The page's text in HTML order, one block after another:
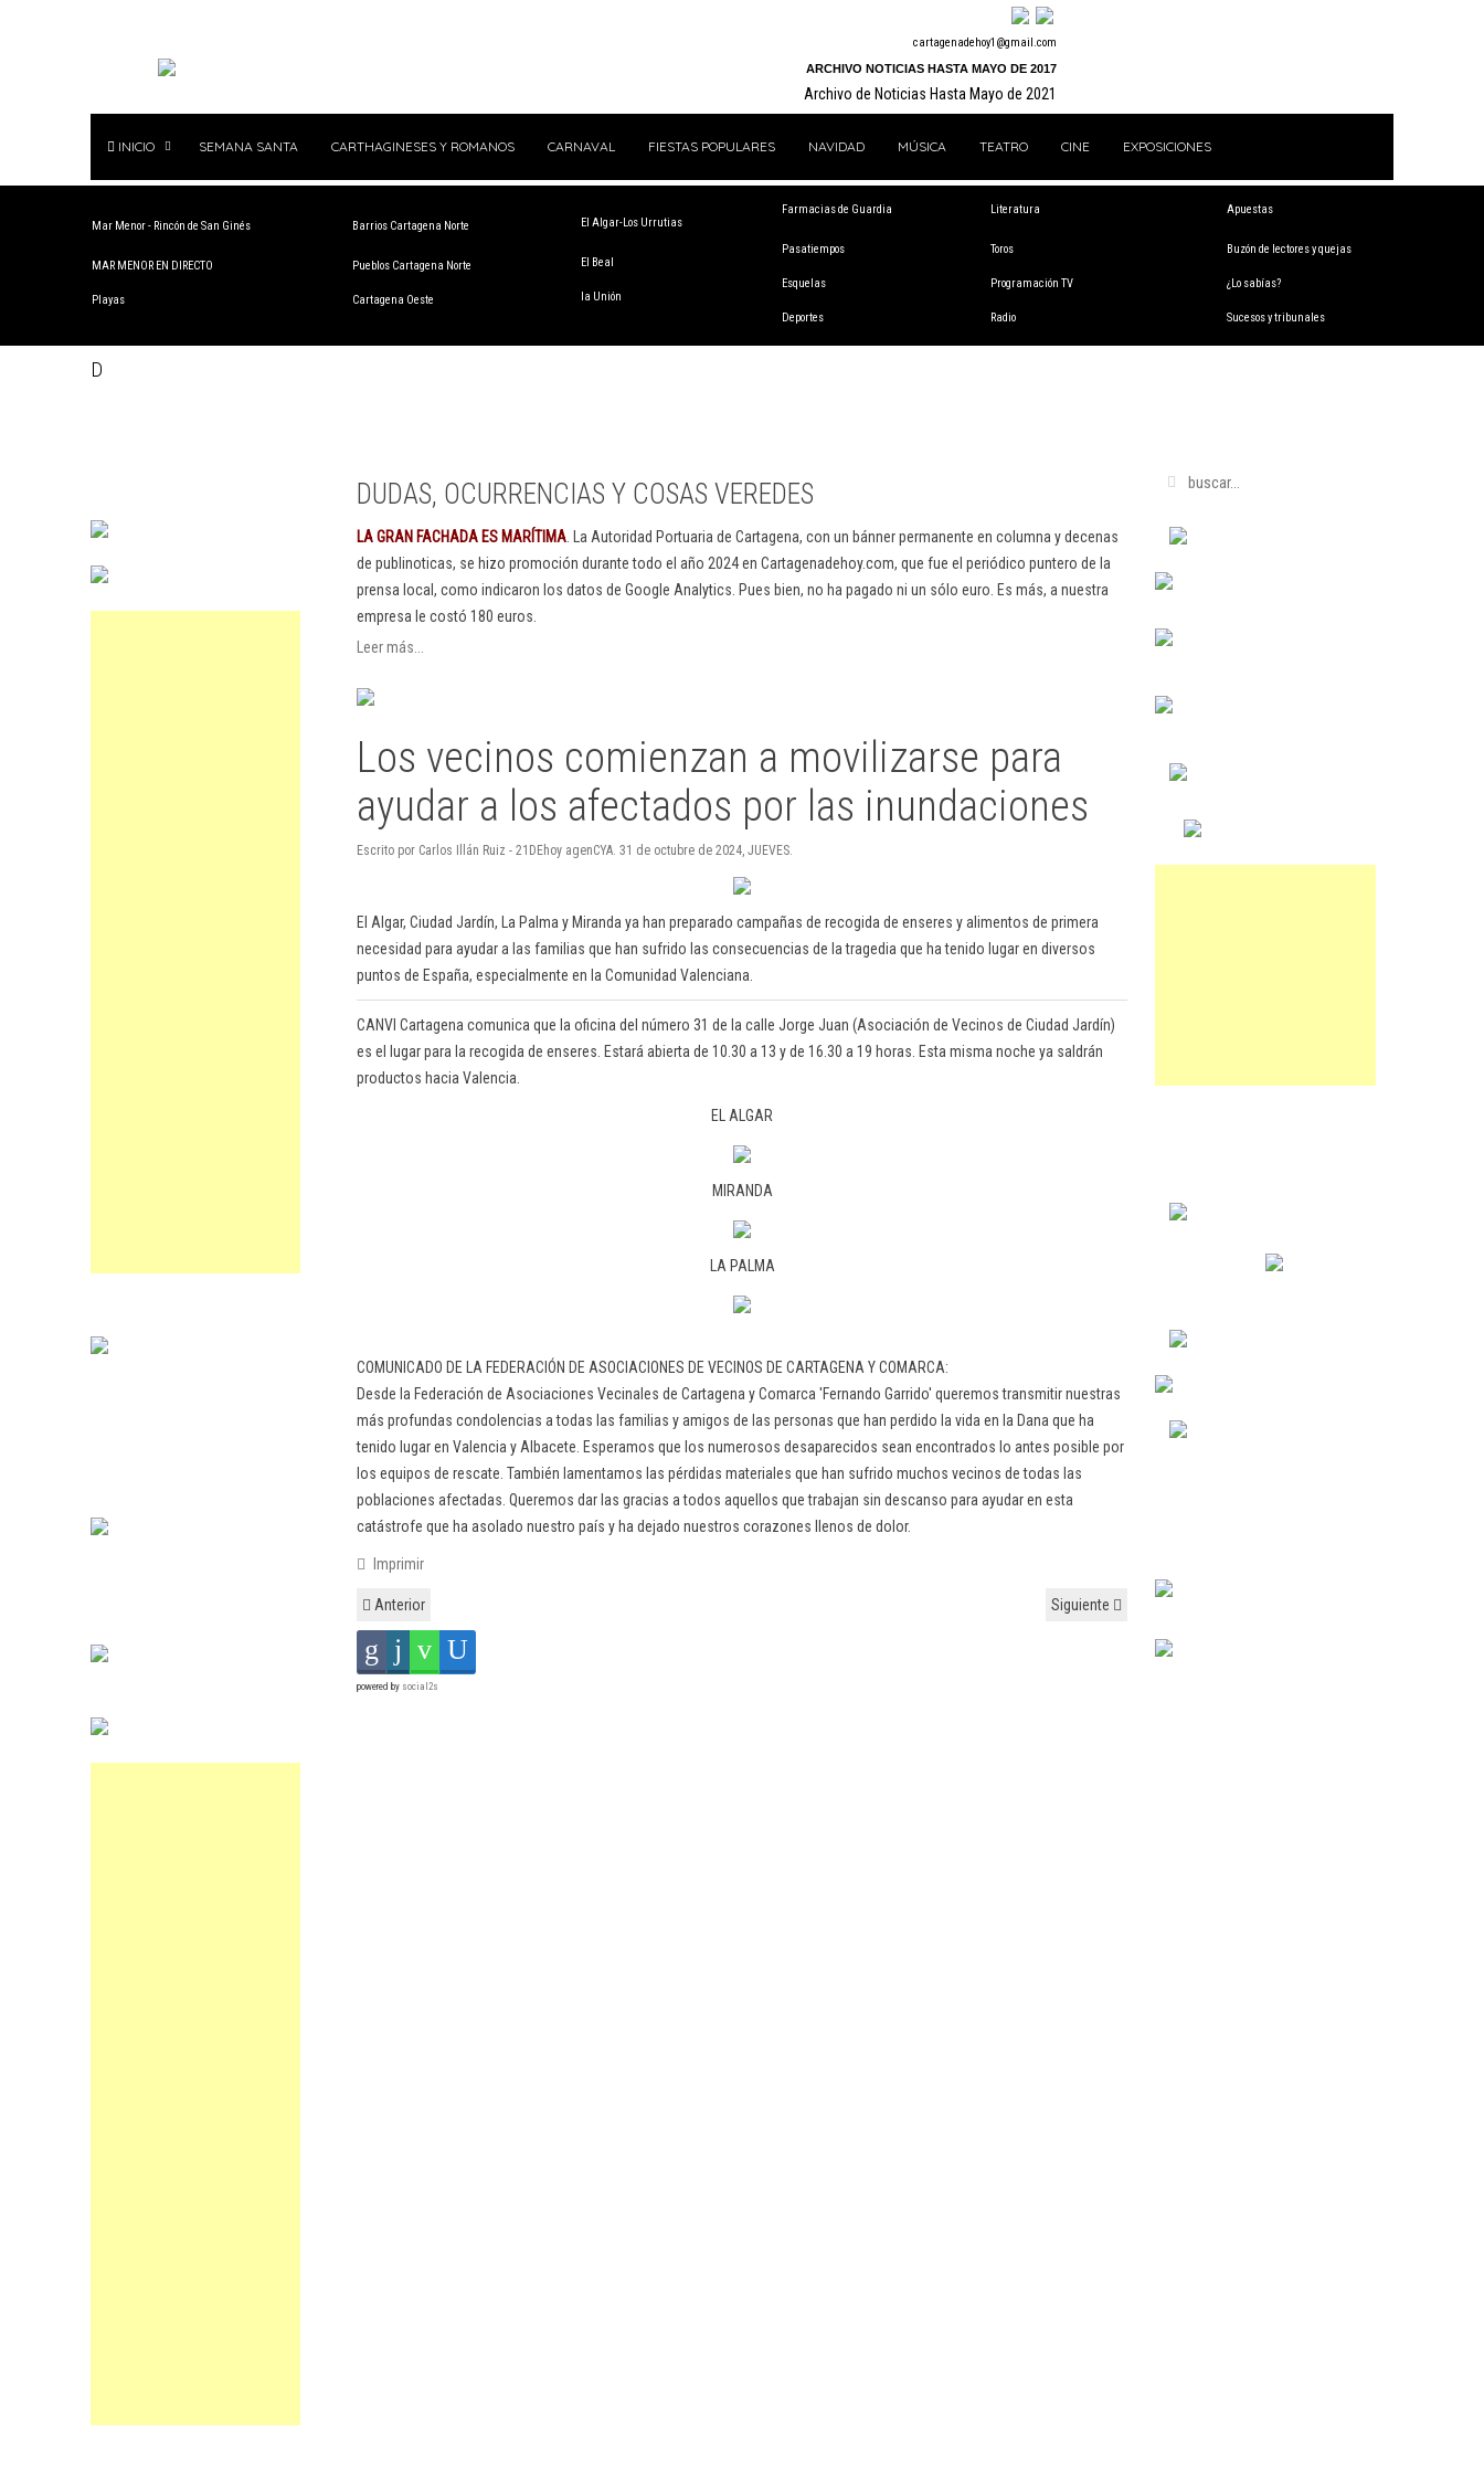
cartagenadehoy1@gmail.com
ARCHIVO NOTICIAS HASTA MAYO DE 2017
Archivo de Noticias Hasta Mayo de 2021
INICIO SEMANA SANTA CARTHAGINESES Y ROMANOS CARNAVAL FIESTAS POPULARES NAVIDAD MÚSICA TEATRO CINE EXPOSICIONES
Mar Menor - Rincón de San Ginés
MAR MENOR EN DIRECTO
Playas
Barrios Cartagena Norte
Pueblos Cartagena Norte
Cartagena Oeste
El Algar-Los Urrutias
El Beal
la Unión
Farmacias de Guardia
Pasatiempos
Esquelas
Deportes
Literatura
Toros
Programación TV
Radio
Apuestas
Buzón de lectores y quejas
¿Lo sabías?
Sucesos y tribunales
D
DUDAS, OCURRENCIAS Y COSAS VEREDES
LA GRAN FACHADA ES MARÍTIMA . La Autoridad Portuaria de Cartagena, con un bánner permanente en columna y decenas
de publinoticas, se hizo promoción durante todo el año 2024 en Cartagenadehoy.com, que fue el periódico puntero de la
prensa local, como indicaron los datos de Google Analytics. Pues bien, no ha pagado ni un sólo euro. Es más, a nuestra
empresa le costó 180 euros.
Leer más...
Los vecinos comienzan a movilizarse para
ayudar a los afectados por las inundaciones
Escrito por Carlos Illán Ruiz - 21DEhoy agenCYA. 31 de octubre de 2024, JUEVES.
El Algar, Ciudad Jardín, La Palma y Miranda ya han preparado campañas de recogida de enseres y alimentos de primera
necesidad para ayudar a las familias que han sufrido las consecuencias de la tragedia que ha tenido lugar en diversos
puntos de España, especialmente en la Comunidad Valenciana.
CANVI Cartagena comunica que la oficina del número 31 de la calle Jorge Juan (Asociación de Vecinos de Ciudad Jardín)
es el lugar para la recogida de enseres. Estará abierta de 10.30 a 13 y de 16.30 a 19 horas. Esta misma noche ya saldrán
productos hacia Valencia.
EL ALGAR
MIRANDA
LA PALMA
COMUNICADO DE LA FEDERACIÓN DE ASOCIACIONES DE VECINOS DE CARTAGENA Y COMARCA:
Desde la Federación de Asociaciones Vecinales de Cartagena y Comarca 'Fernando Garrido' queremos transmitir nuestras
más profundas condolencias a todas las familias y amigos de las personas que han perdido la vida en la Dana que ha
tenido lugar en Valencia y Albacete. Esperamos que los numerosos desaparecidos sean encontrados lo antes posible por
los equipos de rescate. También lamentamos las pérdidas materiales que han sufrido muchos vecinos de todas las
poblaciones afectadas. Queremos dar las gracias a todos aquellos que trabajan sin descanso para ayudar en esta
catástrofe que ha asolado nuestro país y ha dejado nuestros corazones llenos de dolor.
Imprimir
Anterior Siguiente
powered by social2s